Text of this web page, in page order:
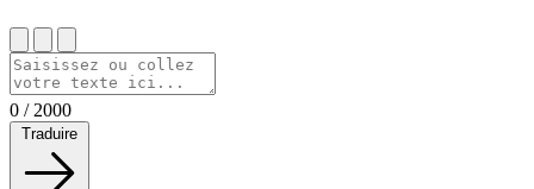
0 / 2000
Traduire